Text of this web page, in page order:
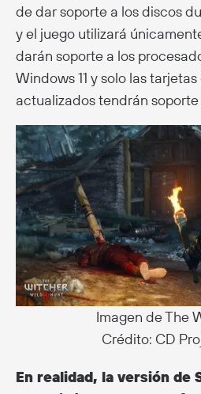
de dar soporte a los discos
y el juego utilizará
darán soporte a los
Windows 11 y solo las
actualizados tendrán
Imagen de The
Crédito: CD
En realidad, la versión de